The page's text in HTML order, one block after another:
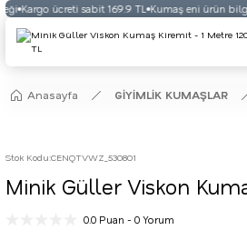
Kargo ücreti sabit 169.9 TL Kumaş eni ürün
Anasayfa GİYİMLİK KUMAŞLAR
Stok Kodu:CENQTVWZ_530801
Minik Güller Viskon
0.0 Puan - 0 Yorum